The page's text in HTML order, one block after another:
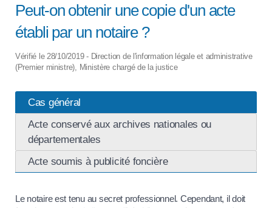
Peut-on obtenir une copie d'un acte
établi par un notaire ?
Vérifié le 28/10/2019 - Direction de l'information légale et administrative
(Premier ministre), Ministère chargé de la justice
Cas général
Acte conservé aux archives nationales ou
départementales
Acte soumis à publicité foncière
Le notaire est tenu au secret professionnel. Cependant, il doit